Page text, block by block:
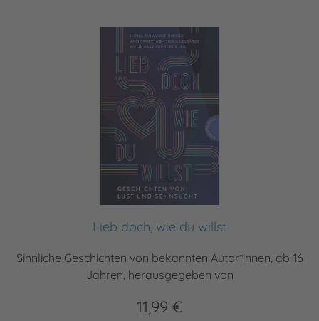
Lieb doch, wie du willst
Sinnliche Geschichten von bekannten Autor*innen, ab 16
Jahren, herausgegeben von
11,99 €